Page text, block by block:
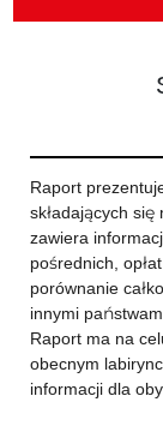
Raport
składających się
zawiera
pośrednich,
porównanie
innymi
Raport ma na
obecnym
informacji dla